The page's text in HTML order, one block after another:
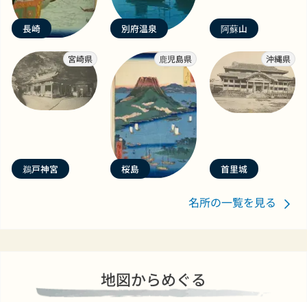
長崎 別府温泉 阿蘇山
宮崎県
鵜戸神宮
鹿児島県
桜島
沖縄県
首里城
名所の一覧を見る
地図からめぐる